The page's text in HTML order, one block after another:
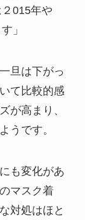
015年や
」
旦は下がっ
て比較的感
が高まり、
うです。
も変化があ
マスク着
対処はほと